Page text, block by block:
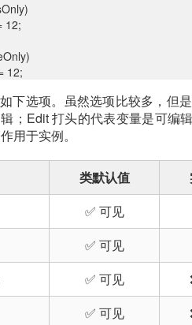
12;
12;
下选项。虽然选项比较多，但
；Edit 打头的代表变量是可编
用于实例。
类默认值
✅ 可见
✅ 可见
✅ 可见
✅ 可见